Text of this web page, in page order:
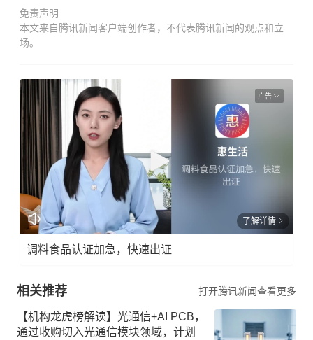
免责声明
本文来自腾讯新闻客户端创作者，不代表腾讯新闻的观点和立
场。
广告
了解详情
调料食品认证加急，快速出证
相关推荐 打开腾讯新闻查看更多
【机构龙虎榜解读】光通信+AI PCB，
通过收购切入光通信模块领域，计划